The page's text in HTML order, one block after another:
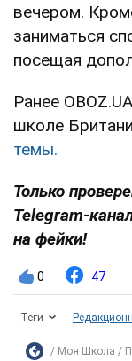
вечером.
заниматься
посещая
Ранее
школе
темы.
Только
Telegram-
на фейки!
0 47
Теги
Моя Школа